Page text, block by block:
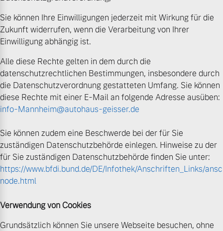
Sie können Ihre Einwilligungen jederzeit mit Wirkung für die
Zukunft widerrufen, wenn die Verarbeitung von Ihrer
Einwilligung abhängig ist.
Alle diese Rechte gelten in dem durch die
datenschutzrechtlichen Bestimmungen, insbesondere durch
die Datenschutzverordnung gestatteten Umfang. Sie können
diese Rechte mit einer E-Mail an folgende Adresse ausüben:
info-Mannheim@autohaus-geisser.de
Sie können zudem eine Beschwerde bei der für Sie
zuständigen Datenschutzbehörde einlegen. Hinweise zu der
für Sie zuständigen Datenschutzbehörde finden Sie unter:
https://www.bfdi.bund.de/DE/Infothek/Anschriften_Links/
node.html
Verwendung von Cookies
Grundsätzlich können Sie unsere Webseite besuchen, ohne